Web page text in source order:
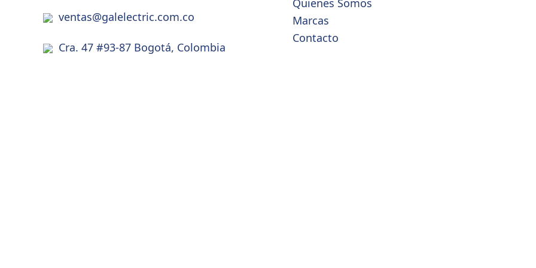
ventas@galelectric.com.co
Cra. 47 #93-87 Bogotá, Colombia
Marcas
Contacto